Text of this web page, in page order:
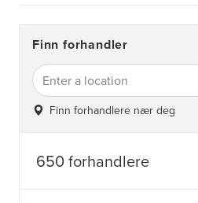
Finn forhandler
Finn forhandlere nær deg
650 forhandlere